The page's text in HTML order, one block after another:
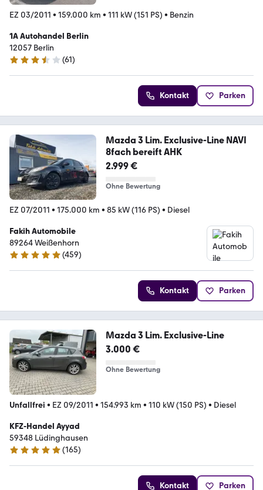
EZ 03/2011 • 159.000 km • 111 kW (151 PS) • Benzin
1A Autohandel Berlin
12057 Berlin
3.7 Sterne
(61)
Kontakt Parken
Mazda 3 Lim. Exclusive-Line NAVI
8fach bereift AHK
2.999 €
Ohne Bewertung
EZ 07/2011 • 175.000 km • 85 kW (116 PS) • Diesel
Fakih Automobile
89264 Weißenhorn
5 Sterne
(459)
Kontakt Parken
Mazda 3 Lim. Exclusive-Line
3.000 €
Ohne Bewertung
Unfallfrei • EZ 09/2011 • 154.993 km • 110 kW (150 PS) • Diesel
KFZ-Handel Ayyad
59348 Lüdinghausen
5 Sterne
(165)
Kontakt Parken